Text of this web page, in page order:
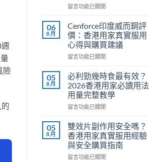
險
在
悍
馬
糖
效
果
相：
香
港
用
家
測
與
正
貨
購
留言功能已關閉
06
8 月
Cenforce印度威而鋼評
價：香港用家真實服用
心得與購買建議
在
印
度
威
而
鋼
價：
香
港
用
家
留言功能已關閉
05
8 月
必利勁幾時食最有效？
2026香港用家必讀用法
用量完整教學
在
利
勁
幾
時
食
留言功能已關閉
05
8 月
雙效片副作用安全嗎？
香港用家真實服用經驗
與安全購買指南
在
留言功能已關閉